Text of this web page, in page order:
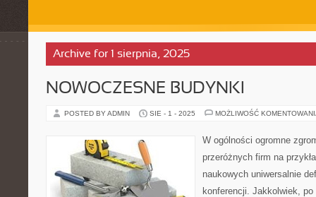
Archive for 1 sierpnia, 2025
NOWOCZESNE BUDYNKI
POSTED BY ADMIN SIE - 1 - 2025 MOŻLIWOŚĆ
W ogólności ogromne
przeróżnych firm na
naukowych uniwersalnie
konferencji. Jakkolwiek,